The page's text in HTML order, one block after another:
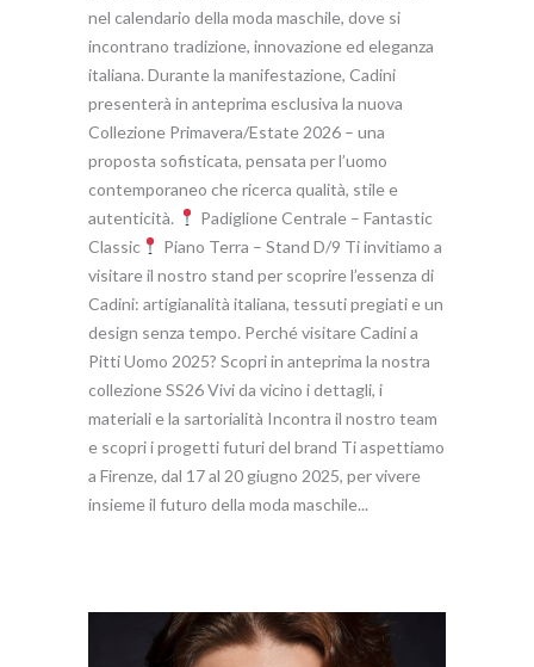
nel calendario della moda maschile, dove si
incontrano tradizione, innovazione ed eleganza
italiana. Durante la manifestazione, Cadini
presenterà in anteprima esclusiva la nuova
Collezione Primavera/Estate 2026 – una
proposta sofisticata, pensata per l’uomo
contemporaneo che ricerca qualità, stile e
autenticità.
Padiglione Centrale – Fantastic
Classic
Piano Terra – Stand D/9 Ti invitiamo a
visitare il nostro stand per scoprire l’essenza di
Cadini: artigianalità italiana, tessuti pregiati e un
design senza tempo. Perché visitare Cadini a
Pitti Uomo 2025? Scopri in anteprima la nostra
collezione SS26 Vivi da vicino i dettagli, i
materiali e la sartorialità Incontra il nostro team
e scopri i progetti futuri del brand Ti aspettiamo
a Firenze, dal 17 al 20 giugno 2025, per vivere
insieme il futuro della moda maschile...